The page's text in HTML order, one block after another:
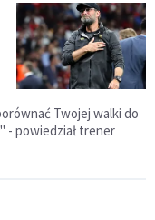
Twojej walki do
- powiedział trener